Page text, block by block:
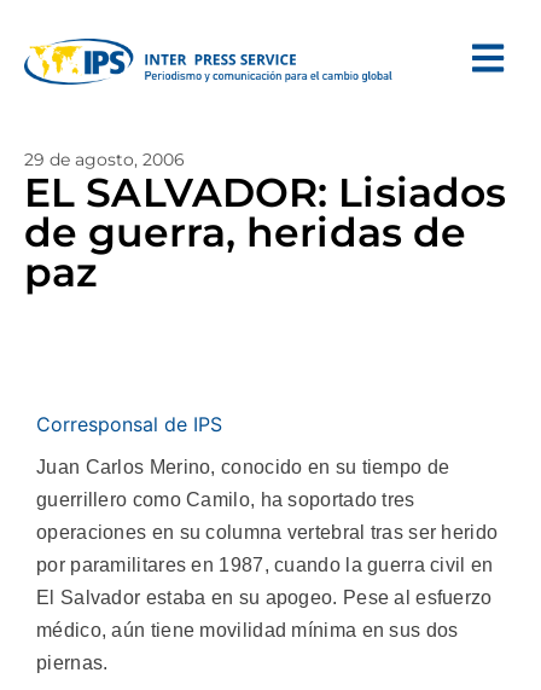
29 de agosto, 2006
EL SALVADOR: Lisiados
de guerra, heridas de
paz
Corresponsal de IPS
Juan Carlos Merino, conocido en su tiempo de
guerrillero como Camilo, ha soportado tres
operaciones en su columna vertebral tras ser herido
por paramilitares en 1987, cuando la guerra civil en
El Salvador estaba en su apogeo. Pese al esfuerzo
médico, aún tiene movilidad mínima en sus dos
piernas.